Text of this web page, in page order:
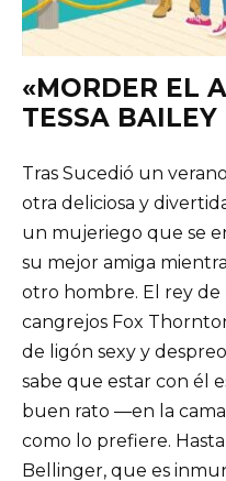
«MORDER EL
TESSA BAILEY
Tras Sucedió un
otra deliciosa y
un mujeriego que se
su mejor amiga
otro hombre. El rey de
cangrejos Fox
de ligón sexy y
sabe que estar con él
buen rato ―en la
como lo prefiere.
Bellinger, que es